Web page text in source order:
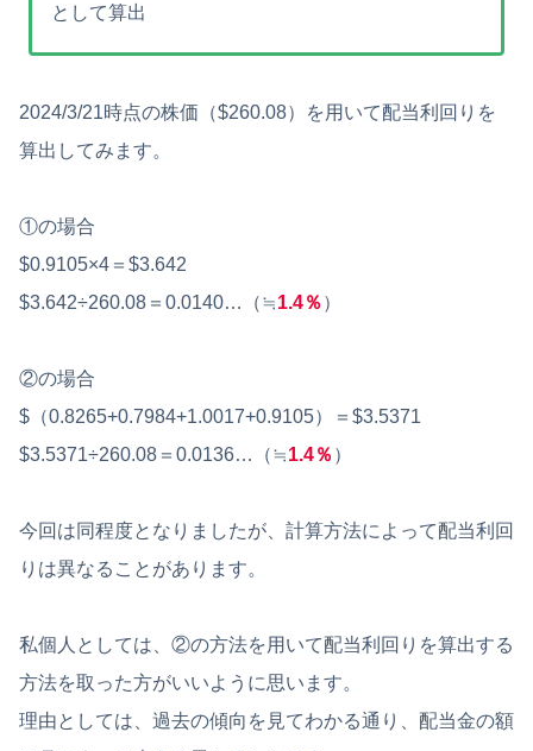
として算出
2024/3/21時点の株価（$260.08）を用いて配当利回りを
算出してみます。
①の場合
$0.9105×4＝$3.642
$3.642÷260.08＝0.0140…（≒1.4％ ）
②の場合
$（0.8265+0.7984+1.0017+0.9105）＝$3.5371
$3.5371÷260.08＝0.0136…（≒1.4％ ）
今回は同程度となりましたが、計算方法によって配当利回
りは異なることがあります。
私個人としては、②の方法を用いて配当利回りを算出する
方法を取った方がいいように思います。
理由としては、過去の傾向を見てわかる通り、配当金の額